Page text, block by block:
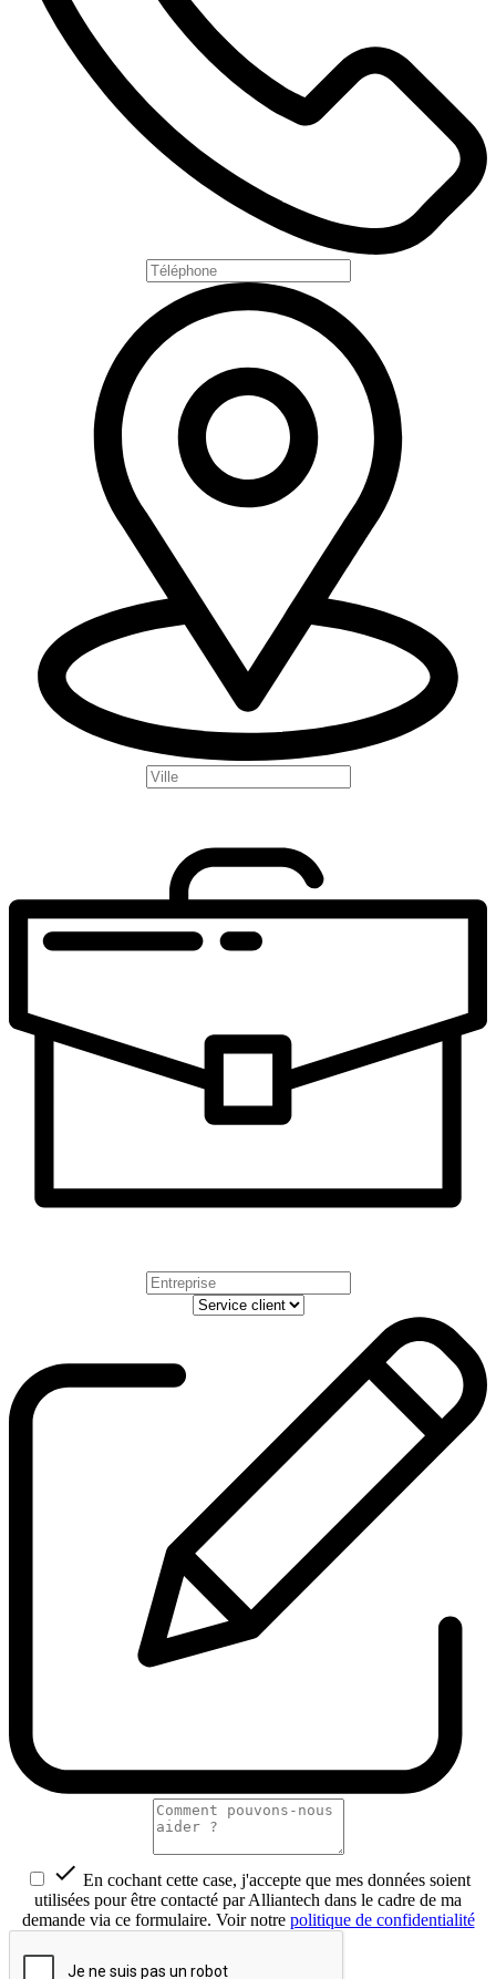
 En cochant cette case, j'accepte que mes données soient
utilisées pour être contacté par Alliantech dans le cadre de ma
demande via ce formulaire. Voir notre politique de confidentialité